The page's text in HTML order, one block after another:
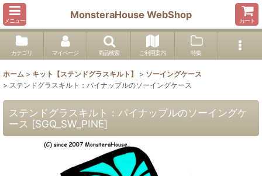
メニュー
MonsteraHouse WebShop
カート
カテゴリ マイページ 商品検索 ご利用案内 特集
ホーム > キット【ステンドグラスキルト】 > ソーイングケース
> ステンドグラスキルト：パイナップルのソーイングケース
ステンドグラスキルト：パイナップルのソーイングケ
ース [SGQ_SW_PINE]